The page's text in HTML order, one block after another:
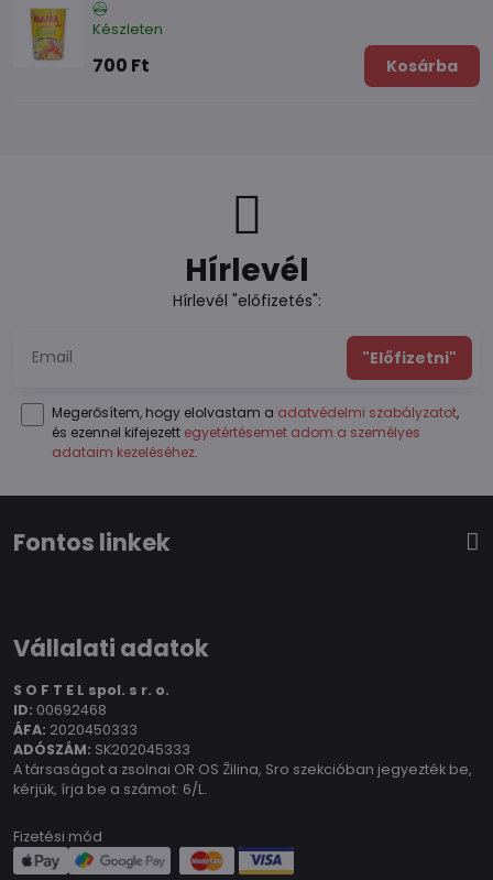
Készleten
700 Ft Kosárba
Hírlevél
Hírlevél "előfizetés":
"Előfizetni"
Megerősítem, hogy elolvastam a adatvédelmi szabályzatot,
és ezennel kifejezett egyetértésemet adom a személyes
adataim kezeléséhez.
Fontos linkek
Vállalati adatok
S O F T E L spol. s r. o.
ID: 00692468
ÁFA: 2020450333
ADÓSZÁM: SK202045333
A társaságot a zsolnai OR OS Žilina, Sro szekcióban jegyezték be,
kérjük, írja be a számot: 6/L.
Fizetési mód